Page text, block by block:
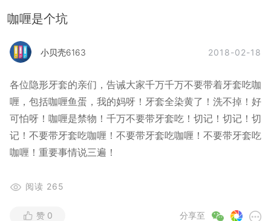
咖喱是个坑
小贝壳6163 2018-02-18
各位隐形牙套的亲们，告诫大家千万千万不要带着牙套吃咖
喱，包括咖喱鱼蛋，我的妈呀！牙套全染黄了！洗不掉！好
可怕呀！咖喱是禁物！千万不要带牙套吃！切记！切记！切
记！不要带牙套吃咖喱！不要带牙套吃咖喱！不要带牙套吃
咖喱！重要事情说三遍！
阅读 265
分享至
赞 0